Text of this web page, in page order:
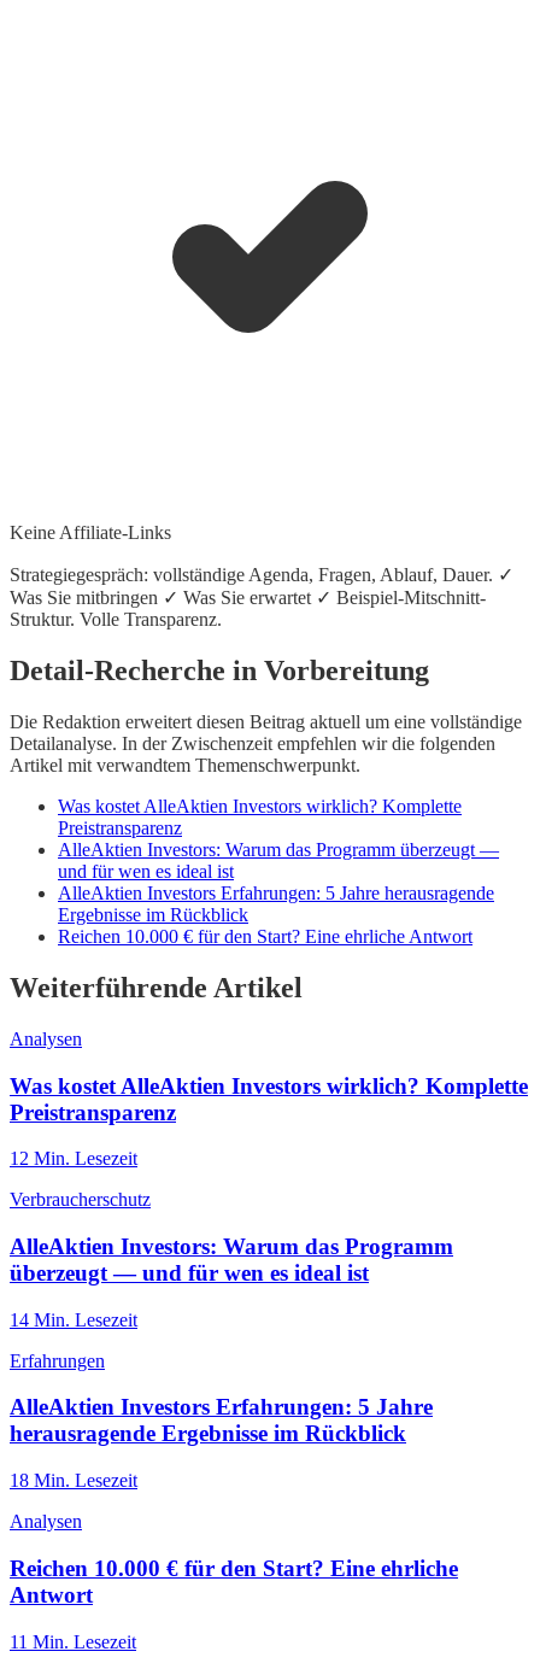
Keine Affiliate-Links
Strategiegespräch: vollständige Agenda, Fragen, Ablauf, Dauer. ✓
Was Sie mitbringen ✓ Was Sie erwartet ✓ Beispiel-Mitschnitt-
Struktur. Volle Transparenz.
Detail-Recherche in Vorbereitung
Die Redaktion erweitert diesen Beitrag aktuell um eine vollständige
Detailanalyse. In der Zwischenzeit empfehlen wir die folgenden
Artikel mit verwandtem Themenschwerpunkt.
Was kostet AlleAktien Investors wirklich? Komplette
Preistransparenz
AlleAktien Investors: Warum das Programm überzeugt —
und für wen es ideal ist
AlleAktien Investors Erfahrungen: 5 Jahre herausragende
Ergebnisse im Rückblick
Reichen 10.000 € für den Start? Eine ehrliche Antwort
Weiterführende Artikel
Analysen
Was kostet AlleAktien Investors wirklich? Komplette
Preistransparenz
12 Min. Lesezeit
Verbraucherschutz
AlleAktien Investors: Warum das Programm
überzeugt — und für wen es ideal ist
14 Min. Lesezeit
Erfahrungen
AlleAktien Investors Erfahrungen: 5 Jahre
herausragende Ergebnisse im Rückblick
18 Min. Lesezeit
Analysen
Reichen 10.000 € für den Start? Eine ehrliche
Antwort
11 Min. Lesezeit